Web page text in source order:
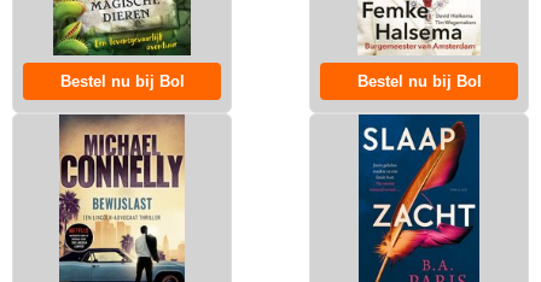
Bestel nu bij Bol Bestel nu bij Bol